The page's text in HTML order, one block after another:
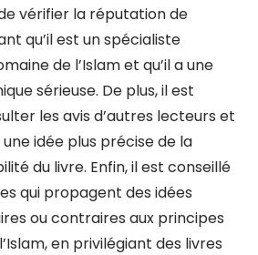
vérifier la réputation de
qu’il est un spécialiste
de l’Islam et qu’il a une
sérieuse. De plus, il est
les avis d’autres lecteurs et
idée plus précise de la
du livre. Enfin, il est conseillé
qui propagent des idées
ou contraires aux principes
en privilégiant des livres